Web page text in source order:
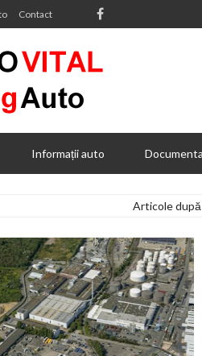
Contact
Informații auto
Articole